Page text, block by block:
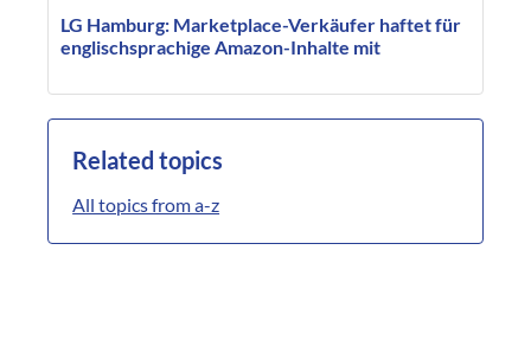
LG Hamburg: Marketplace-Verkäufer haftet für
englischsprachige Amazon-Inhalte mit
Related topics
All topics from a-z